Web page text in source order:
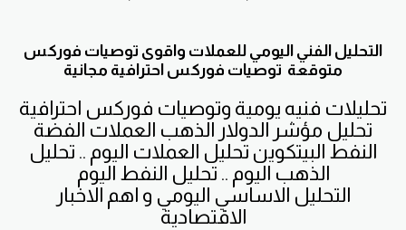
التحليل الفني اليومي للعملات واقوى توصيات فوركس
متوقعة توصيات فوركس احترافية مجانية
تحليلات فنيه يومية وتوصيات فوركس احترافية
تحليل مؤشر الدولار الذهب العملات الفضة
النفط البيتكوين تحليل العملات اليوم .. تحليل
الذهب اليوم .. تحليل النفط اليوم
التحليل الاساسي اليومي و اهم الاخبار
الاقتصادية